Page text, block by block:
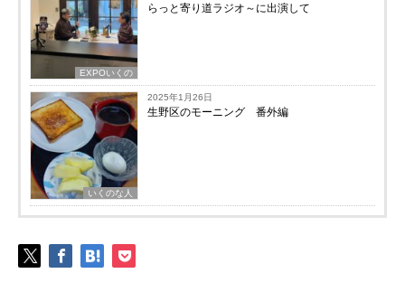
EXPOいくの
らっと寄り道ラジオ～に出演して
いくのな人
2025年1月26日
生野区のモーニング 番外編